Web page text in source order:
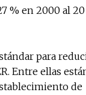
% en 2000 al 20
para
Entre ellas
de